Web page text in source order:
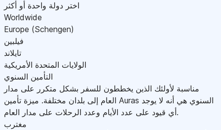
اختر دولة واحدة أو أكثر
Worldwide
Europe (Schengen)
فيلبين
تايلاند
الولايات المتحدة الأمريكية
التأمين السنوي
مناسبة لأولئك الذين يخططون للسفر بشكل متكرر على مدار
العام إلى بلدان مختلفة. ميزة تأمين Auras السنوي هي أنه لا يوجد
أي قيود على عدد الأيام وعدد الرحلات على مدار العام.
مغترب